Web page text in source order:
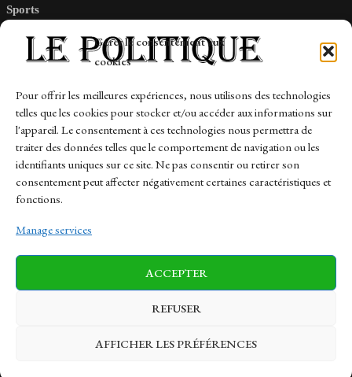
Gérer le consentement aux
cookies
Pour offrir les meilleures expériences, nous utilisons des technologies
telles que les cookies pour stocker et/ou accéder aux informations sur
l'appareil. Le consentement à ces technologies nous permettra de
traiter des données telles que le comportement de navigation ou les
identifiants uniques sur ce site. Ne pas consentir ou retirer son
consentement peut affecter négativement certaines caractéristiques et
fonctions.
Manage services
ACCEPTER
REFUSER
AFFICHER LES PRÉFÉRENCES
Sports
Links
Contact
Sitemap
News Finance-Marches Politics
Business Tech Health Sports Travel
© 1997-2026 - lepolitique.net. All Rights Reserved.